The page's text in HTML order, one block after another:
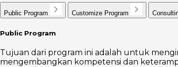
Public Program Customize Program
Public Program
Tujuan dari program ini adalah untuk
mengembangkan kompetensi dan